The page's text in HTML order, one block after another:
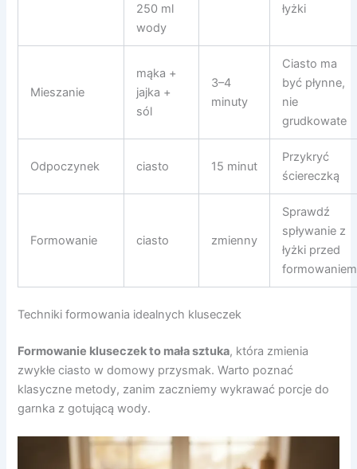
250 ml
wody
łyżki
Mieszanie
mąka +
jajka +
sól
3–4
minuty
Ciasto ma
być płynne,
nie
grudkowate
Odpoczynek ciasto 15 minut
Przykryć
ściereczką
Formowanie ciasto zmienny
Sprawdź
spływanie z
łyżki przed
formowaniem
Techniki formowania idealnych kluseczek
Formowanie kluseczek to mała sztuka, która zmienia
zwykłe ciasto w domowy przysmak. Warto poznać
klasyczne metody, zanim zaczniemy wykrawać porcje do
garnka z gotującą wody.